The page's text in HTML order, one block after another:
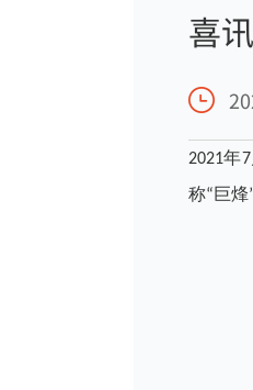
诊断医用显
手术医用显示
临床医用显
会诊医用大屏
超声医用显示
喜
商”
2021年
称“巨